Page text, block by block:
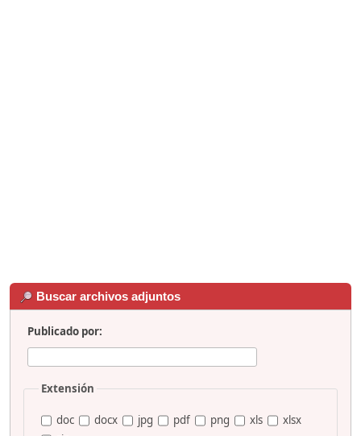
Buscar archivos adjuntos
Publicado por:
Extensión
doc docx jpg pdf png xls
xlsx